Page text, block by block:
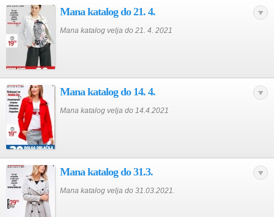
Mana katalog do 21. 4.
Mana katalog velja do 21. 4. 2021
Mana katalog do 14. 4.
Mana katalog velja do 14.4.2021
Mana katalog do 31.3.
Mana katalog velja do 31.03.2021.